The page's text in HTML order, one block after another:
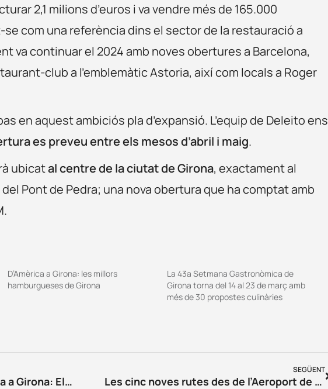
2,1 milions d’euros i va vendre més de 165.000
com una referència dins el sector de la restauració a
va continuar el 2024 amb noves obertures a Barcelona,
club a l’emblemàtic Astoria, així com locals a Roger
en aquest ambiciós pla d’expansió. L’equip de Deleito ens
es preveu entre els mesos d’abril i maig.
ubicatal centre de la ciutat de Girona, exactament al
Pont de Pedra; una nova obertura que ha comptat amb
D’Amèrica a Girona: les millors
hamburgueses de Girona
La 43a Setmana Gastronòmica de
Girona torna del 14 al 23 de març amb
més de 30 propostes culinàries
On menjar una bona calçotada a Girona: Els millors restaurants per gaudir dels calçots
SEGÜENT
Les cinc noves rutes des de l’Aeroport de Girona per aquest estiu